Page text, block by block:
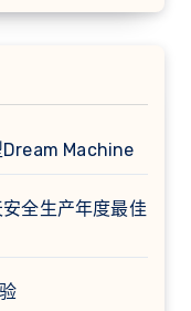
Machine
全生产年度最佳